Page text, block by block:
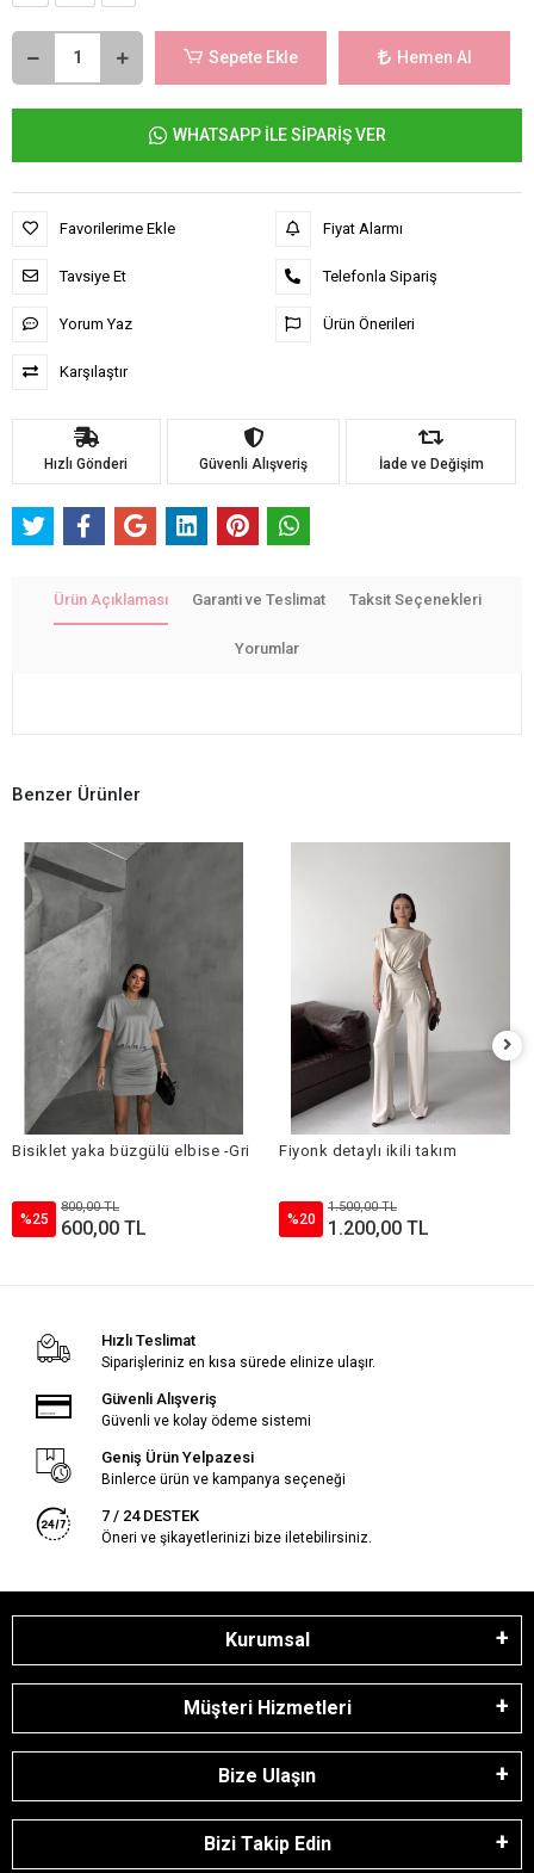
Sepete Ekle Hemen Al
WHATSAPP İLE SİPARİŞ VER
Favorilerime Ekle
Tavsiye Et
Yorum Yaz
Karşılaştır
Fiyat Alarmı
Telefonla Sipariş
Ürün Önerileri
Hızlı Gönderi Güvenli Alışveriş İade ve Değişim
Ürün Açıklaması Garanti ve Teslimat Taksit Seçenekleri
Yorumlar
Benzer Ürünler
Bisiklet yaka büzgülü elbise -Gri
%25
800,00 TL
600,00 TL
Fiyonk detaylı ikili takım
%20
1.500,00 TL
1.200,00 TL
Hızlı Teslimat
Siparişleriniz en kısa sürede elinize ulaşır.
Güvenli Alışveriş
Güvenli ve kolay ödeme sistemi
Geniş Ürün Yelpazesi
Binlerce ürün ve kampanya seçeneği
7 / 24 DESTEK
Öneri ve şikayetlerinizi bize iletebilirsiniz.
Kurumsal
Müşteri Hizmetleri
Bize Ulaşın
Bizi Takip Edin